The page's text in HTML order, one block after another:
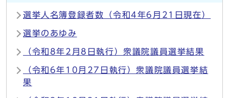
選挙人名簿登録者数（令和4年6月21日現在）
選挙のあゆみ
（令和8年2月8日執行）衆議院議員選挙結果
（令和6年10月27日執行）衆議院議員選挙結
果